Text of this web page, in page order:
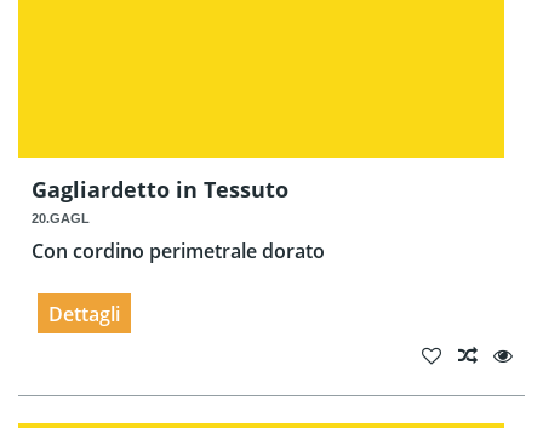
Gagliardetto in Tessuto
20.GAGL
Con cordino perimetrale dorato
Dettagli